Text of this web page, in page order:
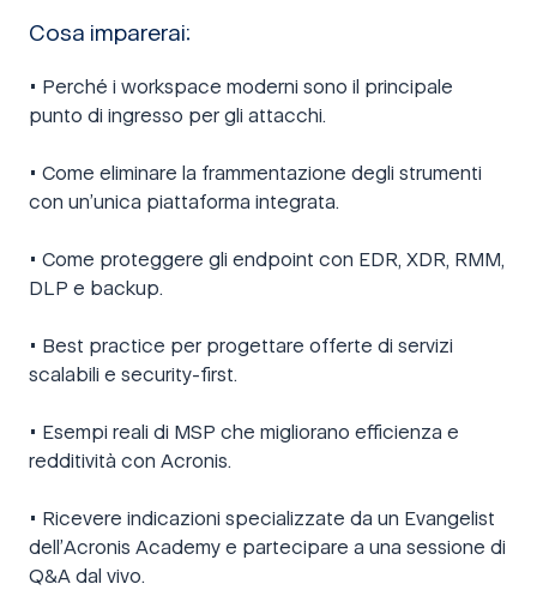
Cosa imparerai:
• Perché i workspace moderni sono il principale
punto di ingresso per gli attacchi.
• Come eliminare la frammentazione degli strumenti
con un’unica piattaforma integrata.
• Come proteggere gli endpoint con EDR, XDR, RMM,
DLP e backup.
• Best practice per progettare offerte di servizi
scalabili e security-first.
• Esempi reali di MSP che migliorano efficienza e
redditività con Acronis.
• Ricevere indicazioni specializzate da un Evangelist
dell’Acronis Academy e partecipare a una sessione di
Q&A dal vivo.